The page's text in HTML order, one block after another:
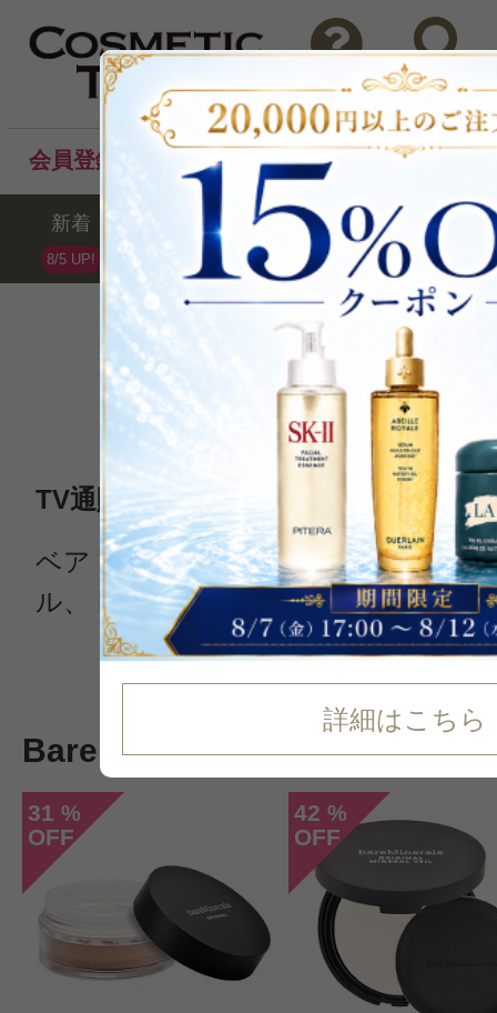
問い合わせ 検索
会員登録後のお買い物でポイントプレゼント！
新着
8/5 UP!
セール ランキング ブ
詳細はこちら
Bare
ベアミネラル
全15点 /最大43%OFF
TV通販で爆発的人気の【ベアミネラ
ベア・エッセンシャルの代表格と言
ル、トントン、サッサ」で有名な『
続きを読む
Bare Escentualsの新着コスメ
31 %
OFF
42 %
OFF